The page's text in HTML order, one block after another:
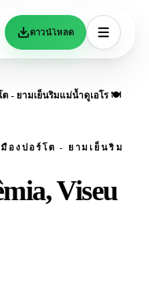
ดาวน์โหลด
ต - ยามเย็นริมแม่น้ำดูเอโร 🍽️
องปอร์โต - ยามเย็นริม
Viseu